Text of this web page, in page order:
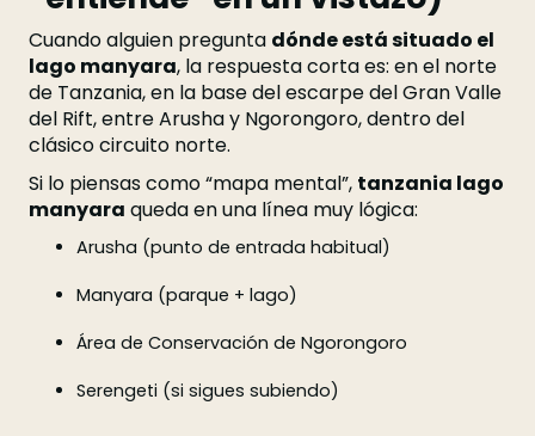
Cuando alguien pregunta dónde está situado el
lago manyara, la respuesta corta es: en el norte
de Tanzania, en la base del escarpe del Gran Valle
del Rift, entre Arusha y Ngorongoro, dentro del
clásico circuito norte.
Si lo piensas como “mapa mental”, tanzania lago
manyara queda en una línea muy lógica:
Arusha (punto de entrada habitual)
Manyara (parque + lago)
Área de Conservación de Ngorongoro
Serengeti (si sigues subiendo)